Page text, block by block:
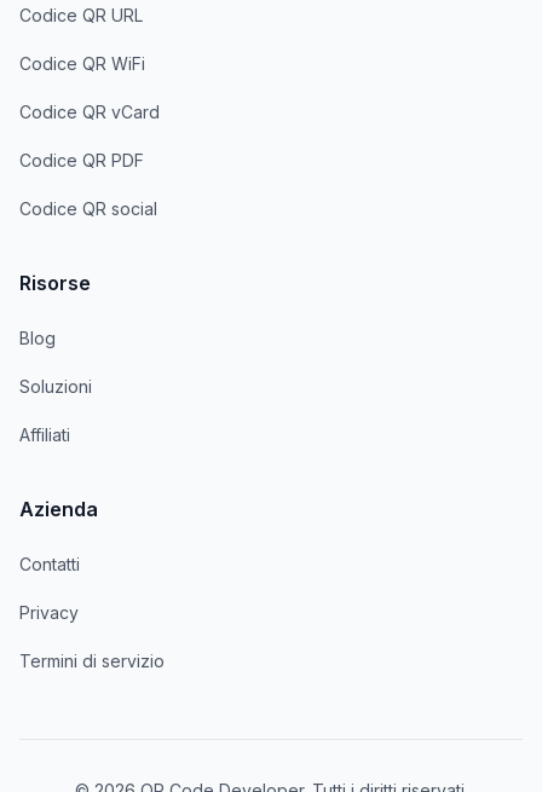
Codice QR URL
Codice QR WiFi
Codice QR vCard
Codice QR PDF
Codice QR social
Risorse
Blog
Soluzioni
Affiliati
Azienda
Contatti
Privacy
Termini di servizio